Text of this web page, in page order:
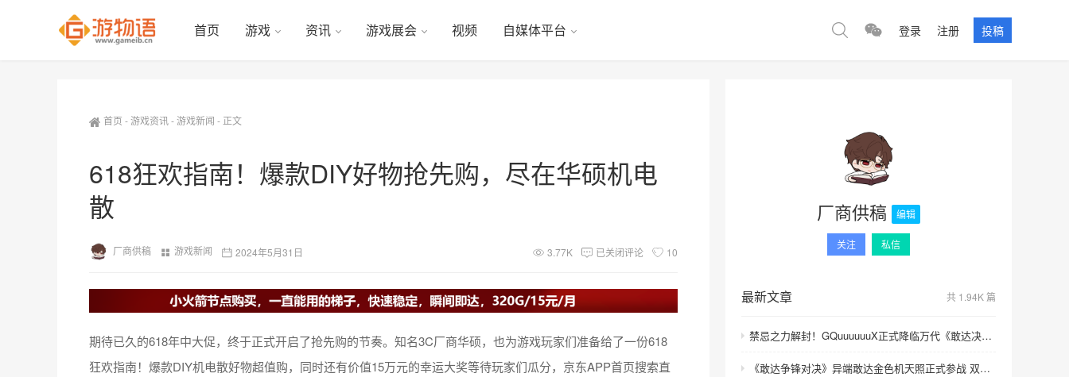
首页 游戏 资讯 游戏展会 视频 自媒体平台 登录 注册 投稿
首页 -游戏资讯-游戏新闻 - 正文
618狂欢指南！爆款DIY好物抢先购，尽在华硕机电
散
厂商供稿 游戏新闻 2024年5月31日 3.77K 已关闭评论 10
期待已久的618年中大促，终于正式开启了抢先购的节奏。知名3C厂商华硕，也为游戏玩家们准备给了一份618
狂欢指南！爆款DIY机电散好物超值购，同时还有价值15万元的幸运大奖等待玩家们瓜分，京东APP首页搜索直
厂商供稿 编辑
关注 私信
最新文章 共 1.94K 篇
禁忌之力解封！GQuuuuuuX正式降临万代《敢达决战》！
《敢达争锋对决》异端敢达金色机天照正式参战 双形态演绎空中战技